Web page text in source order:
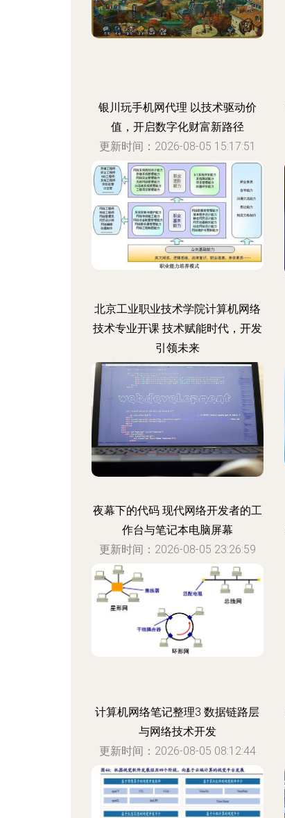
银川玩手机网代理 以技术驱动价
值，开启数字化财富新路径
更新时间：2026-08-05 15:17:51
北京工业职业技术学院计算机网络
技术专业开课 技术赋能时代，开发
引领未来
更新时间：2026-08-05 00:46:27
夜幕下的代码 现代网络开发者的工
作台与笔记本电脑屏幕
更新时间：2026-08-05 23:26:59
计算机网络笔记整理3 数据链路层
与网络技术开发
更新时间：2026-08-05 08:12:44